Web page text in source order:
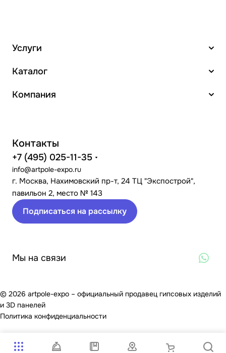
Услуги
Каталог
Компания
Контакты
+7 (495) 025-11-35
info@artpole-expo.ru
г. Москва, Нахимовский пр-т, 24 ТЦ "Экспострой",
павильон 2, место № 143
Подписаться на рассылку
Мы на связи
© 2026 artpole-expo – официальный продавец гипсовых изделий
и 3D панелей
Политика конфиденциальности